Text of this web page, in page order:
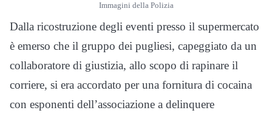
Immagini della Polizia
Dalla ricostruzione degli eventi presso il supermercato
è emerso che il gruppo dei pugliesi, capeggiato da un
collaboratore di giustizia, allo scopo di rapinare il
corriere, si era accordato per una fornitura di cocaina
con esponenti dell’associazione a delinquere